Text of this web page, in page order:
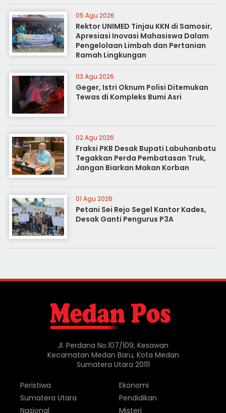
05 Agu 2026
Rektor UNIMED Tinjau KKN di Samosir,
Apresiasi Inovasi Mahasiswa Dalam
Pengelolaan Limbah dan Pertanian
Ramah Lingkungan
03 Agu 2026
Geger, Istri Oknum Polisi Ditemukan
Tewas di Kompleks Bumi Asri
02 Agu 2026
Fraksi PKB Desak Bupati Labuhanbatu
Tegakkan Perda Pembatasan Truk,
Jangan Biarkan Makan Korban
01 Agu 2026
Petani Sei Rejo Segel Kantor Kades,
Desak Ganti Pengurus P3A
Jl. Perdana No.107/109, Kesawan
Kecamatan Medan Baru, Kota Medan
Sumatera Utara 20111
Peristiwa
Sumatera Utara
Nasional
Ekonomi
Pendidikan
Misteri